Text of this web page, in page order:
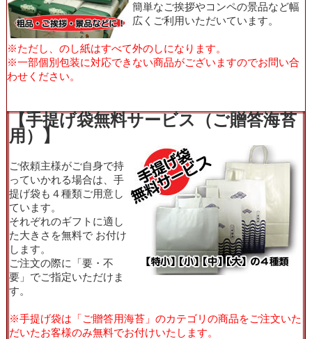
簡単なご挨拶やコンペの景品など幅
広くご利用いただいています。
※ただし、のし紙はすべて外のしになります。
※一部個別包装に対応できない商品がございますのでお問い合
わせください。
【手提げ袋無料サービス（ご贈答海苔
用）】
ご依頼主様がご自身で持
っていかれる場合は、手
提げ袋も４種類ご用意し
ています。
それぞれのギフトに適し
た大きさを無料で お付け
します。
ご注文の際に「要・不
要」でご指定いただけま
す。
※手提げ袋は「ご贈答用海苔」のカテゴリの商品をご注文いた
だいたお客様のみ無料でお付けいたします。